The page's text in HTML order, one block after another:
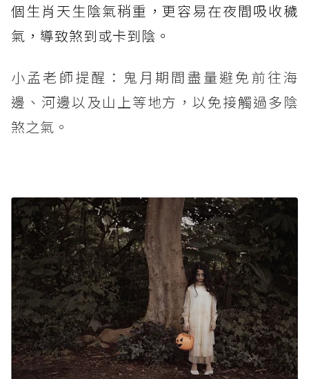
個生肖天生陰氣稍重，更容易在夜間吸收穢
氣，導致煞到或卡到陰。
小孟老師提醒：鬼月期間盡量避免前往海
邊、河邊以及山上等地方，以免接觸過多陰
煞之氣。